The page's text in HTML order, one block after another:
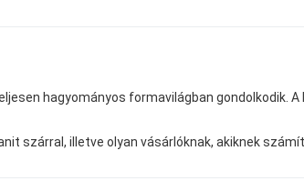
hagyományos formavilágban gondolkodik.
szárral, illetve olyan vásárlóknak, akiknek